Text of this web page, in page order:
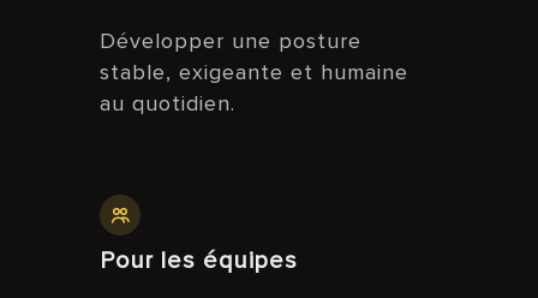
Développer une posture
stable, exigeante et humaine
au quotidien.
Pour les équipes